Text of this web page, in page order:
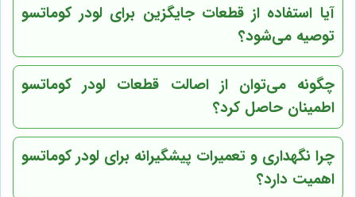
آیا استفاده از قطعات جایگزین برای لودر کوماتسو
توصیه می‌شود؟
چگونه می‌توان از اصالت قطعات لودر کوماتسو
اطمینان حاصل کرد؟
چرا نگهداری و تعمیرات پیشگیرانه برای لودر کوماتسو
اهمیت دارد؟